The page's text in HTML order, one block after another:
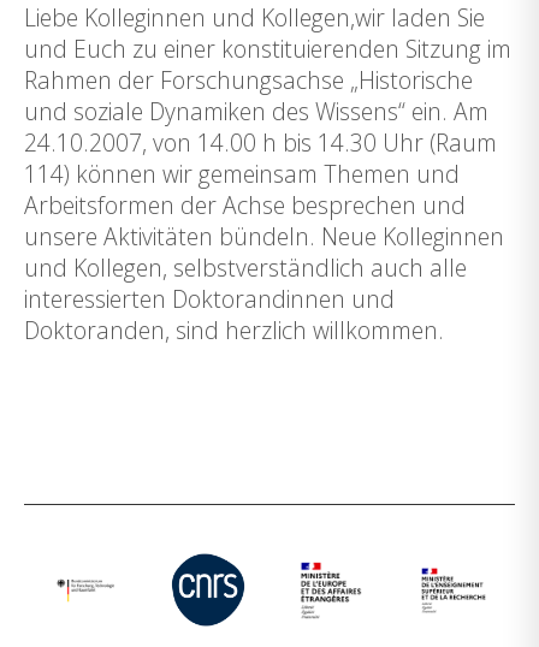
Liebe Kolleginnen und Kollegen,wir laden Sie
und Euch zu einer konstituierenden Sitzung im
Rahmen der Forschungsachse „Historische
und soziale Dynamiken des Wissens“ ein. Am
24.10.2007, von 14.00 h bis 14.30 Uhr (Raum
114) können wir gemeinsam Themen und
Arbeitsformen der Achse besprechen und
unsere Aktivitäten bündeln. Neue Kolleginnen
und Kollegen, selbstverständlich auch alle
interessierten Doktorandinnen und
Doktoranden, sind herzlich willkommen.